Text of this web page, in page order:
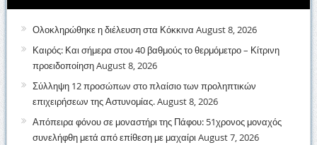
Ολοκληρώθηκε η διέλευση στα Κόκκινα August 8, 2026
Καιρός: Και σήμερα στου 40 βαθμούς το θερμόμετρο – Κίτρινη
προειδοποίησηAugust 8, 2026
Σύλληψη 12 προσώπων στο πλαίσιο των προληπτικών
επιχειρήσεων της Αστυνομίας.August 8, 2026
Απόπειρα φόνου σε μοναστήρι της Πάφου: 51χρονος μοναχός
συνελήφθη μετά από επίθεση με μαχαίριAugust 7, 2026